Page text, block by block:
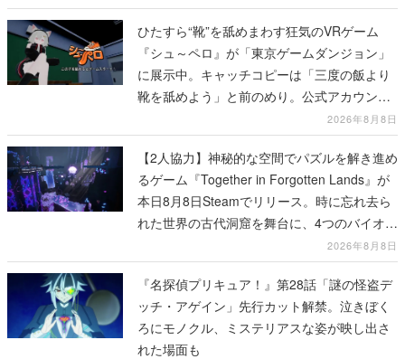
ひたすら“靴”を舐めまわす狂気のVRゲーム
『シュ～ペロ』が「東京ゲームダンジョン」
に展示中。キャッチコピーは「三度の飯より
靴を舐めよう」と前のめり。公式アカウント
も開設され、2026年リリースに向けて開発中
2026年8月8日
【2人協力】神秘的な空間でパズルを解き進め
るゲーム『Together in Forgotten Lands』が
本日8月8日Steamでリリース。時に忘れ去ら
れた世界の古代洞窟を舞台に、4つのバイオー
2026年8月8日
『名探偵プリキュア！』第28話「謎の怪盗デ
ッチ・アゲイン」先行カット解禁。泣きぼく
ろにモノクル、ミステリアスな姿が映し出さ
れた場面も